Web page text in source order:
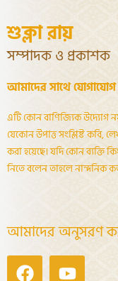
শুক্লা রায়
সম্পাদক ও প্রকাশক
আমাদের সাথে
এটি কোন বাণিজ্যিক উদ্যোগ
যেকোন উপাত্ত সংশ্লিষ্ট কবি,
করা হয়েছে। যদি কোন ব্যক্তি
নিতে বলেন তাহলে নান্দনিক
আমাদের অনুসরণ
Facebook